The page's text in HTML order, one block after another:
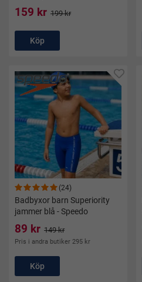
159 kr 199 kr
Köp
(24)
Badbyxor barn Superiority
jammer blå - Speedo
89 kr 149 kr
Pris i andra butiker 295 kr
Köp